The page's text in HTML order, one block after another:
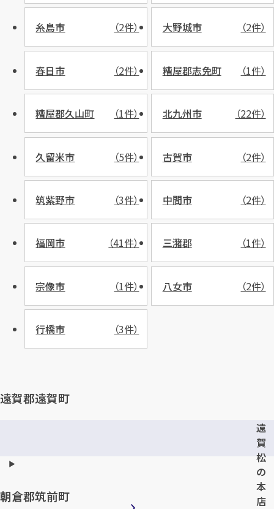
糸島市 （2件） 大野城市 （2件）
春日市 （2件） 糟屋郡志免町 （1件）
糟屋郡久山町 （1件） 北九州市 （22件）
久留米市 （5件） 古賀市 （2件）
筑紫野市 （3件） 中間市 （2件）
福岡市 （41件） 三潴郡 （1件）
宗像市 （1件） 八女市 （2件）
行橋市 （3件）
遠賀郡遠賀町
遠
賀
松
の
本
店
朝倉郡筑前町